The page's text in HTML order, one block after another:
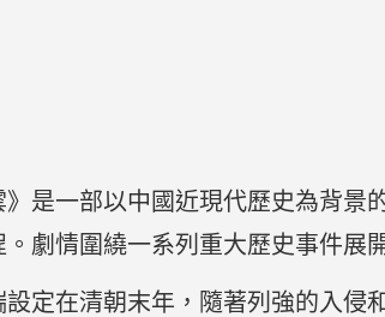
》是一部以中國近現代歷史為背
。劇情圍繞一系列重大歷史事件展
設定在清朝末年，隨著列強的入侵